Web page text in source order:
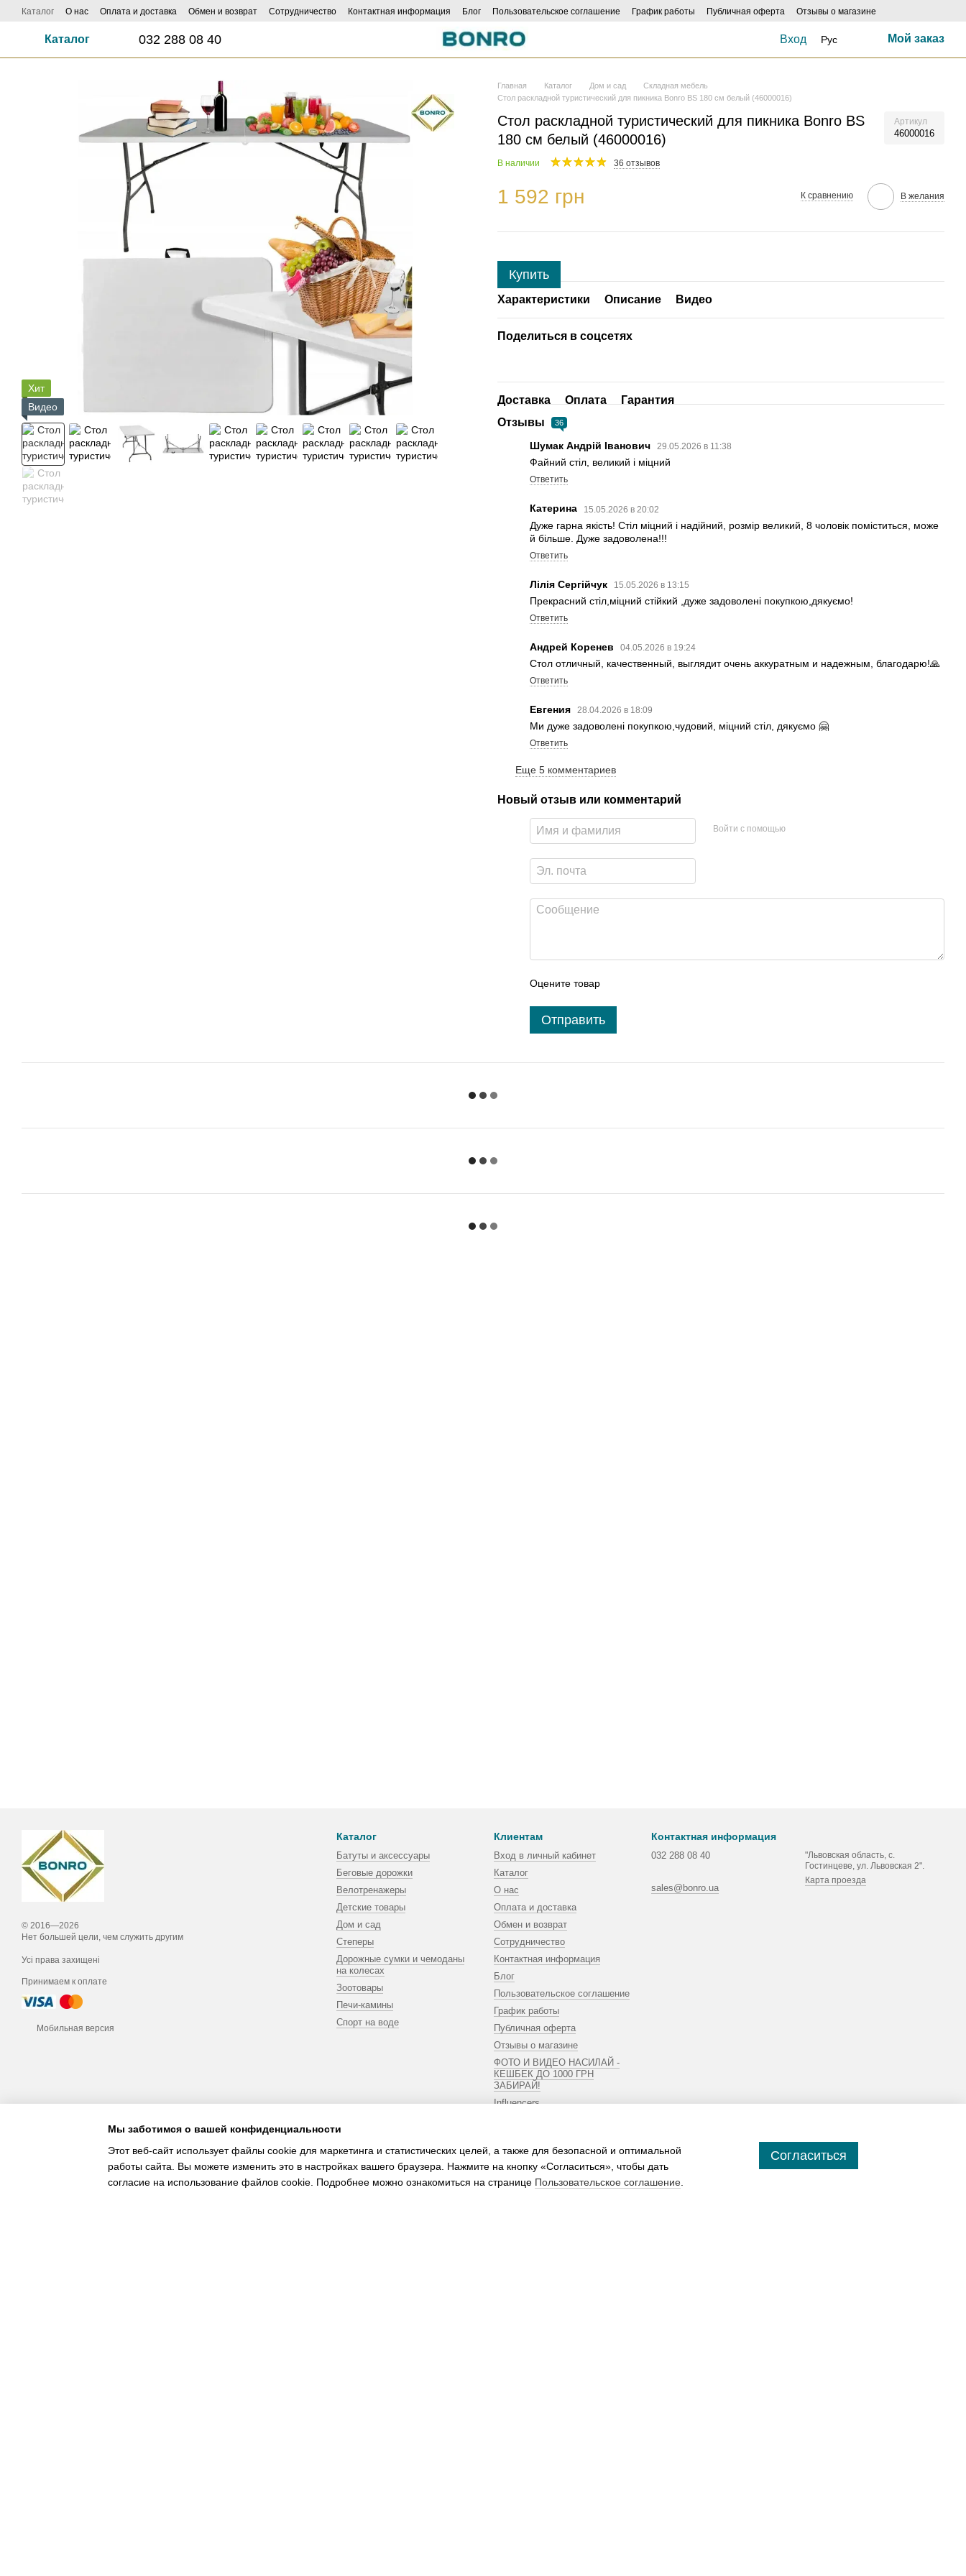
Перейти к основному контенту
Каталог О нас Оплата и доставка Обмен и возврат Сотрудничество Контактная информация Блог Пользовательское соглашение График работы Публичная оферта
Отзывы о магазине
Каталог 032 288 08 40 Вход Рус Мой заказ
Хит
Видео
Главная Каталог Дом и сад
Складная мебель
Стол раскладной туристический для пикника Bonro BS 180 см белый (46000016)
Стол раскладной туристический для пикника Bonro BS
180 см белый (46000016)
Артикул
46000016
В наличии 36 отзывов
1 592 грн К сравнению В желания
Купить
Характеристики Описание Видео
Поделиться в соцсетях
Доставка Оплата
Гарантия
Отзывы
36
Шумак Андрій Іванович 29.05.2026 в 11:38
Файний стіл, великий і міцний
Ответить
Катерина 15.05.2026 в 20:02
Дуже гарна якість! Стіл міцний і надійний, розмір великий, 8 чоловік поміститься, може
й більше. Дуже задоволена!!!
Ответить
Лілія Сергійчук 15.05.2026 в 13:15
Прекрасний стіл,міцний стійкий ,дуже задоволені покупкою,дякуємо!
Ответить
Андрей Коренев 04.05.2026 в 19:24
Стол отличный, качественный, выглядит очень аккуратным и надежным, благодарю!🙏
Ответить
Евгения 28.04.2026 в 18:09
Ми дуже задоволені покупкою,чудовий, міцний стіл, дякуємо 🤗
Ответить
Еще 5 комментариев
Новый отзыв или комментарий
Войти с помощью
Оцените товар
Отправить
© 2016—2026
Нет большей цели, чем служить другим
Усі права захищені
Принимаем к оплате
Мобильная версия
Каталог
Батуты и аксессуары
Беговые дорожки
Велотренажеры
Детские товары
Дом и сад
Степеры
Дорожные сумки и чемоданы
на колесах
Зоотовары
Печи-камины
Спорт на воде
Клиентам
Вход в личный кабинет
Каталог
О нас
Оплата и доставка
Обмен и возврат
Сотрудничество
Контактная информация
Блог
Пользовательское соглашение
График работы
Публичная оферта
Отзывы о магазине
ФОТО И ВИДЕО НАСИЛАЙ -
КЕШБЕК ДО 1000 ГРН
ЗАБИРАЙ!
Influencers
Контактная информация
032 288 08 40
sales@bonro.ua
"Львовская область, с.
Гостинцеве, ул. Львовская 2".
Карта проезда
Мы заботимся о вашей конфиденциальности
Этот веб-сайт использует файлы cookie для маркетинга и статистических целей, а также для безопасной и оптимальной
работы сайта. Вы можете изменить это в настройках вашего браузера. Нажмите на кнопку «Согласиться», чтобы дать
согласие на использование файлов cookie. Подробнее можно ознакомиться на странице Пользовательское соглашение
Согласиться